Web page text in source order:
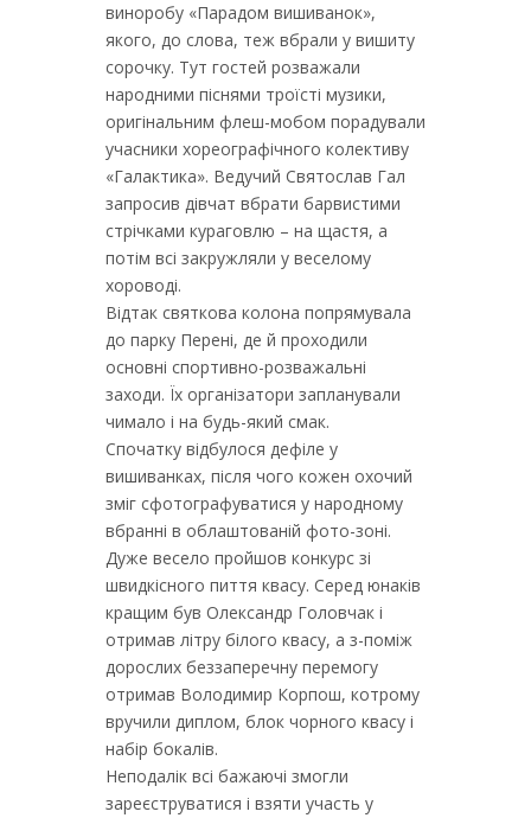
виноробу «Парадом вишиванок»,
якого, до слова, теж вбрали у вишиту
сорочку. Тут гостей розважали
народними піснями троїсті музики,
оригінальним флеш-мобом порадували
учасники хореографічного колективу
«Галактика». Ведучий Святослав Гал
запросив дівчат вбрати барвистими
стрічками кураговлю – на щастя, а
потім всі закружляли у веселому
хороводі.
Відтак святкова колона попрямувала
до парку Перені, де й проходили
основні спортивно-розважальні
заходи. Їх організатори запланували
чимало і на будь-який смак.
Спочатку відбулося дефіле у
вишиванках, після чого кожен охочий
зміг сфотографуватися у народному
вбранні в облаштованій фото-зоні.
Дуже весело пройшов конкурс зі
швидкісного пиття квасу. Серед юнаків
кращим був Олександр Головчак і
отримав літру білого квасу, а з-поміж
дорослих беззаперечну перемогу
отримав Володимир Корпош, котрому
вручили диплом, блок чорного квасу і
набір бокалів.
Неподалік всі бажаючі змогли
зареєструватися і взяти участь у